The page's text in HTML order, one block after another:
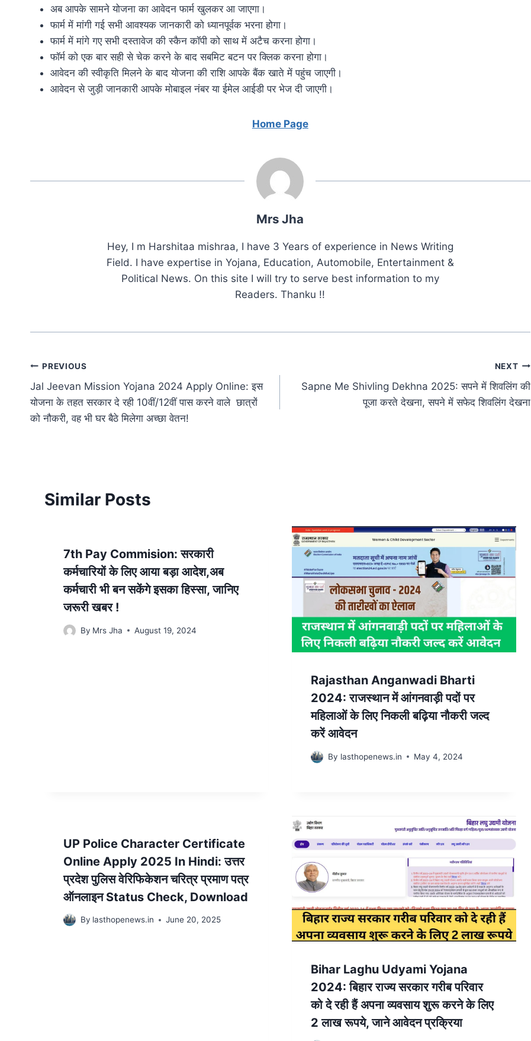
अब आपके सामने योजना का आवेदन फार्म खुलकर आ जाएगा।
फार्म में मांगी गई सभी आवश्यक जानकारी को ध्यानपूर्वक भरना होगा।
फार्म में मांगे गए सभी दस्तावेज की स्कैन कॉपी को साथ में अटैच करना होगा।
फॉर्म को एक बार सही से चेक करने के बाद सबमिट बटन पर क्लिक करना होगा।
आवेदन की स्वीकृति मिलने के बाद योजना की राशि आपके बैंक खाते में पहुंच जाएगी।
आवेदन से जुड़ी जानकारी आपके मोबाइल नंबर या ईमेल आईडी पर भेज दी जाएगी।
Home Page
Mrs Jha
Hey, I m Harshitaa mishraa, I have 3 Years of experience in News Writing
Field. I have expertise in Yojana, Education, Automobile, Entertainment &
Political News. On this site I will try to serve best information to my
Readers. Thanku !!
Post
navigation
PREVIOUS
Jal Jeevan Mission Yojana 2024 Apply Online: इस
योजना के तहत सरकार दे रही 10वीं/12वीं पास करने वाले छात्रों
को नौकरी, वह भी घर बैठे मिलेगा अच्छा वेतन!
NEXT
Sapne Me Shivling Dekhna 2025: सपने में शिवलिंग की
पूजा करते देखना, सपने में सफेद शिवलिंग देखना
Similar Posts
7th Pay Commision: सरकारी
कर्मचारियों के लिए आया बड़ा आदेश,अब
कर्मचारी भी बन सकेंगे इसका हिस्सा, जानिए
जरूरी खबर !
By Mrs Jha August 19, 2024
Rajasthan Anganwadi Bharti
2024: राजस्थान में आंगनवाड़ी पदों पर
महिलाओं के लिए निकली बढ़िया नौकरी जल्द
करें आवेदन
By lasthopenews.in May 4, 2024
UP Police Character Certificate
Online Apply 2025 In Hindi: उत्तर
प्रदेश पुलिस वेरिफिकेशन चरित्र प्रमाण पत्र
ऑनलाइन Status Check, Download
By lasthopenews.in June 20, 2025
Bihar Laghu Udyami Yojana
2024: बिहार राज्य सरकार गरीब परिवार
को दे रही हैं अपना व्यवसाय शुरू करने के लिए
2 लाख रूपये, जाने आवेदन प्रक्रिया